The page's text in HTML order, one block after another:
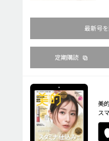
最新号
定期購読
美
ス